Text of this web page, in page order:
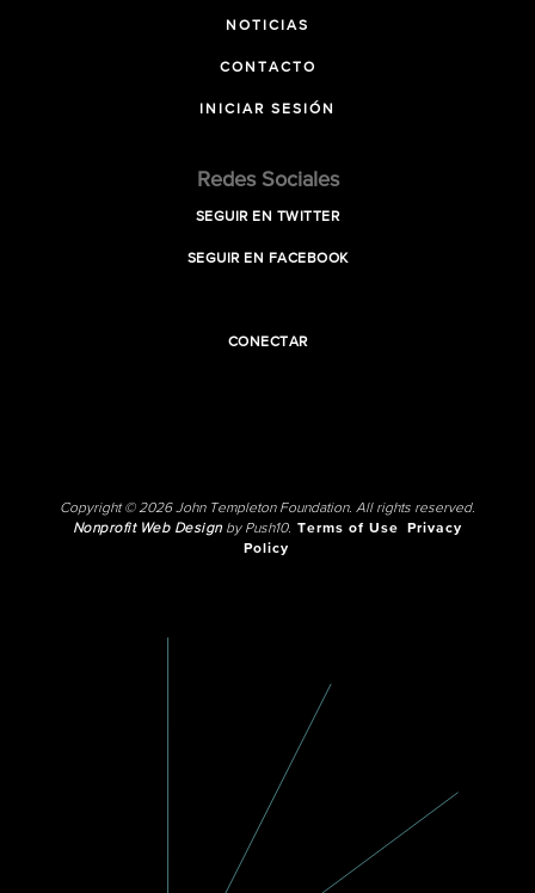
NOTICIAS
CONTACTO
INICIAR SESIÓN
Redes Sociales
SEGUIR EN TWITTER
SEGUIR EN FACEBOOK
CONECTAR
Copyright © 2026 John Templeton Foundation. All rights reserved.
Nonprofit Web Designby Push10. Terms of Use
Privacy
Policy